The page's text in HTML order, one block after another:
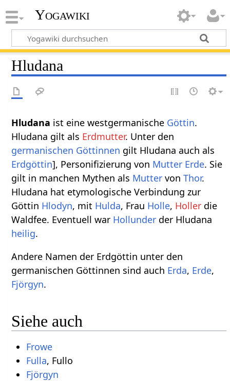
Yogawiki
Hludana
Hludana ist eine westgermanische Göttin.
Hludana gilt als Erdmutter. Unter den
germanischen Göttinnen gilt Hludana auch als
Erdgöttin], Personifizierung von Mutter Erde. Sie
gilt in manchen Mythen als Mutter vonThor.
Hludana hat etymologische Verbindung zur
Göttin Hlodyn, mit Hulda, Frau Holle, Holler die
Waldfee. Eventuell war Hollunder der Hludana
heilig.
Andere Namen der Erdgöttin unter den
germanischen Göttinnen sind auch Erda, Erde,
Fjörgyn.
Siehe auch
Frowe
Fulla, Fullo
Fjörgyn